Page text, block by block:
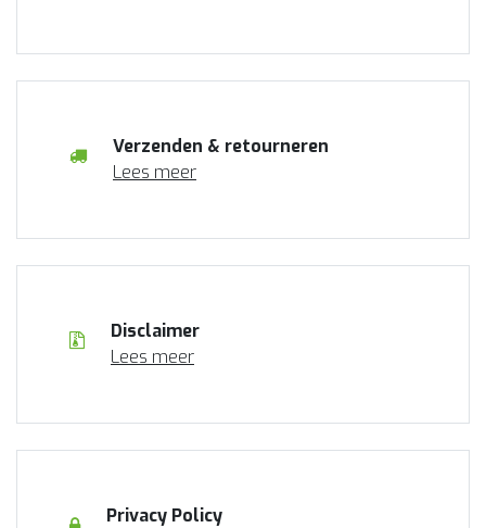
Verzenden & retourneren
Lees meer
Disclaimer
Lees meer
Privacy Policy